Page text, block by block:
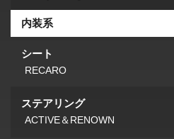
内装系
シート
RECARO
ステアリング
ACTIVE＆RENOWN